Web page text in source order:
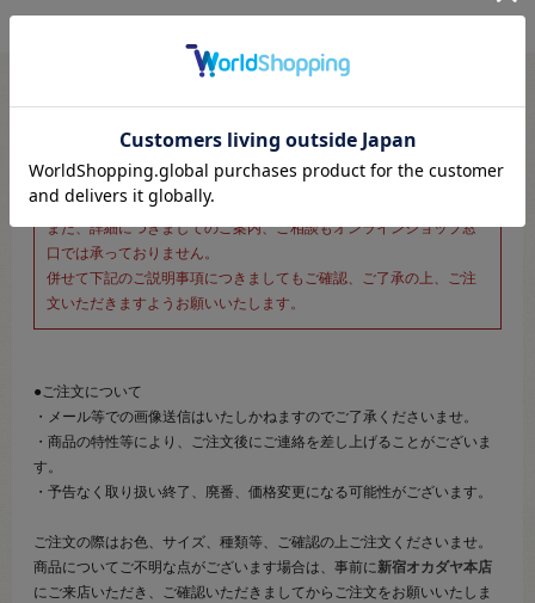
※新宿オカダヤ本店お取り扱い商品のご注文専用ページです※
こちらのページは、店頭にてあらかじめ商品詳細および商品コード
をご確認いただいた上でご注文いただけるページです。
そのため、商品画像および詳細は記載しておりません。
また、詳細につきましてのご案内、ご相談もオンラインショップ窓
口では承っておりません。
併せて下記のご説明事項につきましてもご確認、ご了承の上、ご注
文いただきますようお願いいたします。
●ご注文について
・メール等での画像送信はいたしかねますのでご了承くださいませ。
・商品の特性等により、ご注文後にご連絡を差し上げることがございま
す。
・予告なく取り扱い終了、廃番、価格変更になる可能性がございます。
ご注文の際はお色、サイズ、種類等、ご確認の上ご注文くださいませ。
商品についてご不明な点がございます場合は、事前に新宿オカダヤ本店
にご来店いただき、ご確認いただきましてからご注文をお願いいたしま